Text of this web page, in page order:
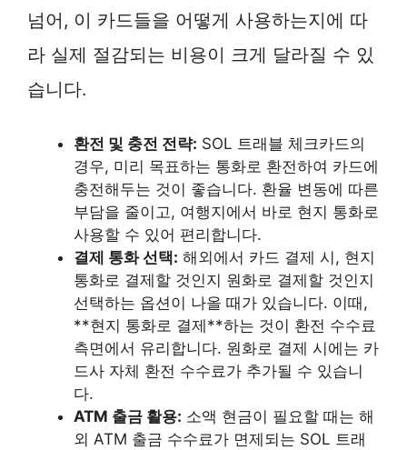
넘어, 이 카드들을 어떻게 사용하는지에 따
라 실제 절감되는 비용이 크게 달라질 수 있
습니다.
환전 및 충전 전략: SOL 트래블 체크카드의
경우, 미리 목표하는 통화로 환전하여 카드에
충전해두는 것이 좋습니다. 환율 변동에 따른
부담을 줄이고, 여행지에서 바로 현지 통화로
사용할 수 있어 편리합니다.
결제 통화 선택: 해외에서 카드 결제 시, 현지
통화로 결제할 것인지 원화로 결제할 것인지
선택하는 옵션이 나올 때가 있습니다. 이때,
**현지 통화로 결제**하는 것이 환전 수수료
측면에서 유리합니다. 원화로 결제 시에는 카
드사 자체 환전 수수료가 추가될 수 있습니
다.
ATM 출금 활용: 소액 현금이 필요할 때는 해
외 ATM 출금 수수료가 면제되는 SOL 트래